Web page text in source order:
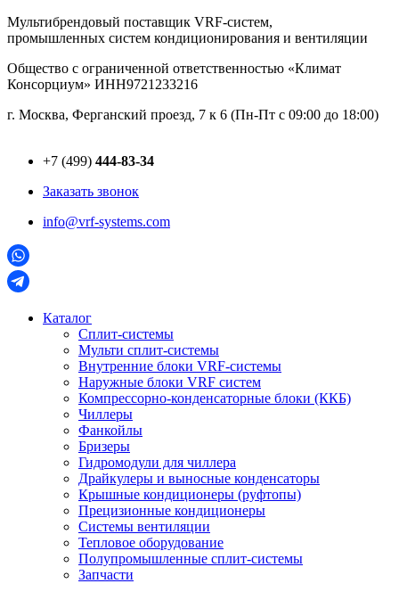
Перейти
к
Мультибрендовый поставщик VRF-cистем,
промышленных систем кондиционирования и вентиляции
Общество с ограниченной ответственностью «Климат
Консорциум» ИНН9721233216
г. Москва, Ферганский проезд, 7 к 6 (Пн-Пт с 09:00 до 18:00)
+7 (499) 444-83-34
Заказать звонок
info@vrf-systems.com
Каталог
Сплит-системы
Мульти сплит-системы
Внутренние блоки VRF-cистемы
Наружные блоки VRF cистем
Компрессорно-конденсаторные блоки (ККБ)
Чиллеры
Фанкойлы
Бризеры
Гидромодули для чиллера
Драйкулеры и выносные конденсаторы
Крышные кондиционеры (руфтопы)
Прецизионные кондиционеры
Системы вентиляции
Тепловое оборудование
Полупромышленные сплит-системы
Запчасти